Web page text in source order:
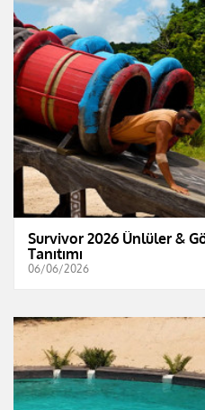
Survivor 2026 Ünlüler &
Tanıtımı
06/06/2026